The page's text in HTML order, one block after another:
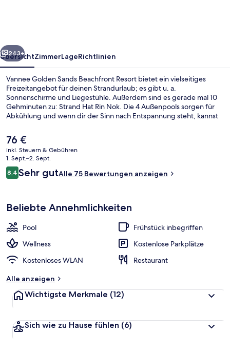
Weiter
243+
ÜbersichtZimmerLageRichtlinien
Vannee Golden Sands Beachfront Resort bietet ein vielseitiges
Freizeitangebot für deinen Strandurlaub; es gibt u. a.
Sonnenschirme und Liegestühle. Außerdem sind es gerade mal 10
Gehminuten zu: Strand Hat Rin Nok. Die 4 Außenpools sorgen für
Abkühlung und wenn dir der Sinn nach Entspannung steht, kannst
eignet sich prima, wenn du einen Happen essen möchtest. Für
kühle Getränke dagegen bist du in der Bar/Lounge an der richtigen
Adresse. Als weitere Highlights bietet dieses Resort im luxuriösen
Stil eine Dachterrasse, einen kostenlosen Kinderclub und eine
Poolbar. Andere Reisende lieben das hilfsbereite Personal.
Der
aktuelle
Preis
beträgt
76 €.
76 €
inkl. Steuern & Gebühren
1. Sept.–2. Sept.
Bewertungen
8,48,4 von 10.
Sehr gutAlle 75 Bewertungen anzeigen
Beliebte Annehmlichkeiten
Pool
Frühstück inbegriffen
Wellness
Kostenlose Parkplätze
Kostenloses WLAN
Restaurant
Alle anzeigen
Wichtigste Merkmale (12)
Sich wie zu Hause fühlen (6)